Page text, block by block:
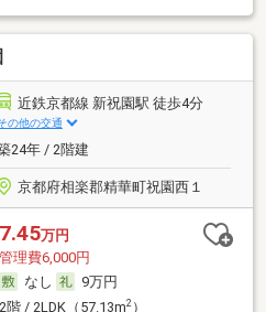
近鉄京都線 新祝園駅 徒歩4分
の他の交通
24年 / 2階建
京都府相楽郡精華町祝園西１
7.45万円
管理費6,000円
なし
9万円
2階 / 2LDK（57.13m2）